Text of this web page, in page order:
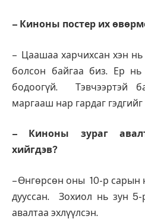
– Киноны постер их
– Цаашаа харчихсан хэн нь
болсон байгаа биз. Ер
бодоогүй. Тэвчээртэй
маргааш нар гардаг гэдгийг
– Киноны зураг
хийгдэв?
– Өнгөрсөн оны 10-р сарын
дууссан. Зохиол нь зун 5-
авалтаа эхлүүлсэн.